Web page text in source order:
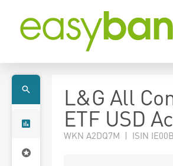
L&G All
ETF USD
WKN A2DQ7M | ISIN